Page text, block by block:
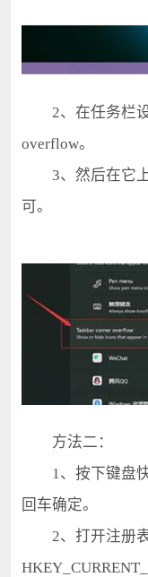
2、在任务栏设
overflow。
3、然后在它上
可。
方法二：
1、按下键盘快
回车确定。
2、打开注册表